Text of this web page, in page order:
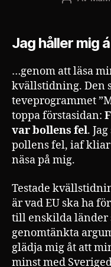
Jag håller mig
…genom att läsa
kvällstidning. Den
teveprogrammet
toppa förstasidan:
var bollens fel.
pollens fel, iaf kliar
näsa på mig.
Testade
är vad EU ska ha
till enskilda länder
genomtänkta
glädja mig åt att
minst med